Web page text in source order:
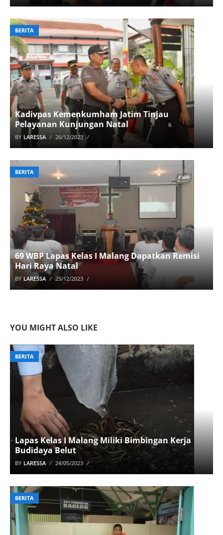
BERITA
Kadivpas Kemenkumham Jatim Tinjau
Pelayanan Kunjungan Natal
BY LARESSA 26/12/2023
BERITA
69 WBP Lapas Kelas I Malang Dapatkan Remisi
Hari Raya Natal
BY LARESSA 25/12/2023
YOU MIGHT ALSO LIKE
BERITA
Lapas Kelas I Malang Miliki Bimbingan Kerja
Budidaya Belut
BY LARESSA 24/05/2023
BERITA